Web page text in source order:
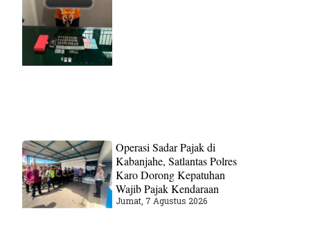
Operasi Sadar Pajak di
Kabanjahe, Satlantas Polres
Karo Dorong Kepatuhan
Wajib Pajak Kendaraan
Jumat, 7 Agustus 2026